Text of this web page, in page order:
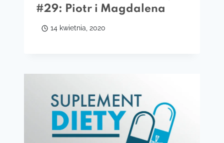
#29: Piotr i Magdalena
14 kwietnia, 2020